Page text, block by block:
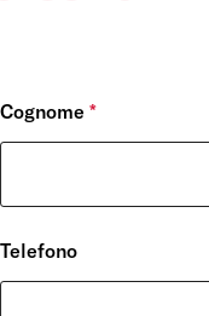
Cognome*
Telefono